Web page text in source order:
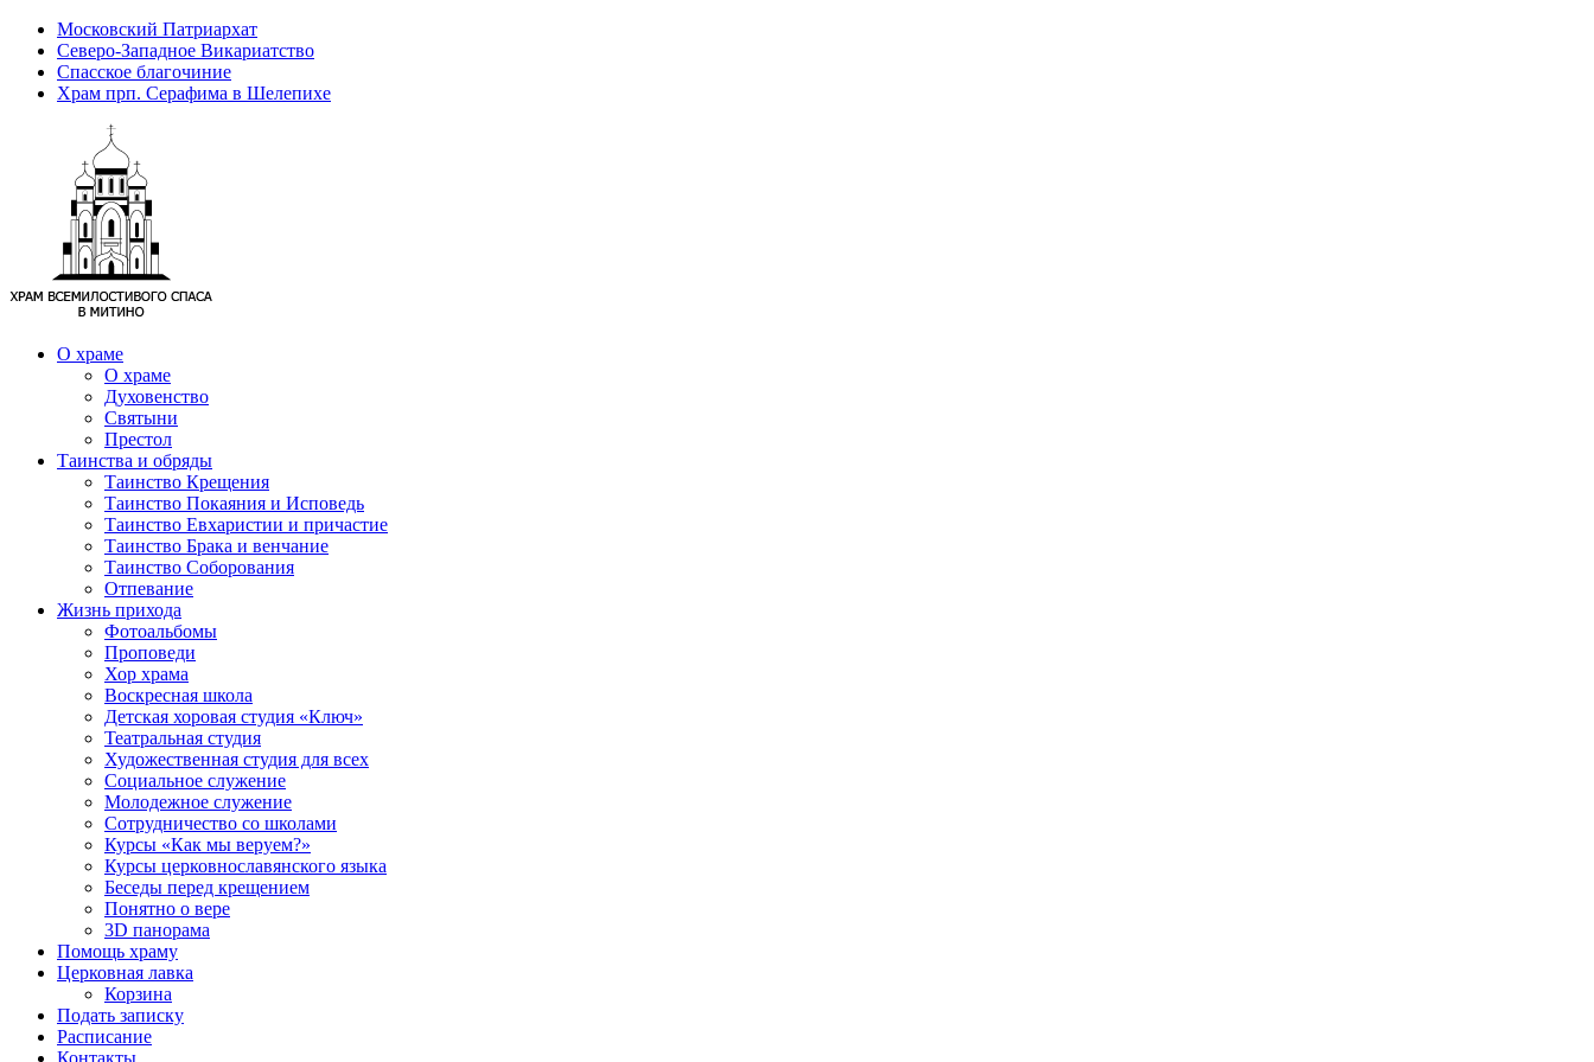
Московский Патриархат
Северо-Западное Викариатство
Спасское благочиние
Храм прп. Серафима в Шелепихе
О храме
О храме
Духовенство
Святыни
Престол
Таинства и обряды
Таинство Крещения
Таинство Покаяния и Исповедь
Таинство Евхаристии и причастие
Таинство Брака и венчание
Таинство Соборования
Отпевание
Жизнь прихода
Фотоальбомы
Проповеди
Хор храма
Воскресная школа
Детская хоровая студия «Ключ»
Театральная студия
Х​удожественная студия для всех
Социальное служение
Молодежное служение
Сотрудничество со школами
Курсы «Как мы веруем?»
Курсы церковнославянского языка
Беседы перед крещением
Понятно о вере
3D панорама
Помощь храму
Церковная лавка
Корзина
Подать записку
Расписание
Контакты